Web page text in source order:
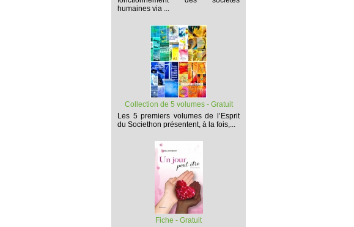
humaines via ...
Collection de 5 volumes - Gratuit
Les 5 premiers volumesde l’Esprit
du Societhon présentent, à la fois,...
Fiche - Gratuit